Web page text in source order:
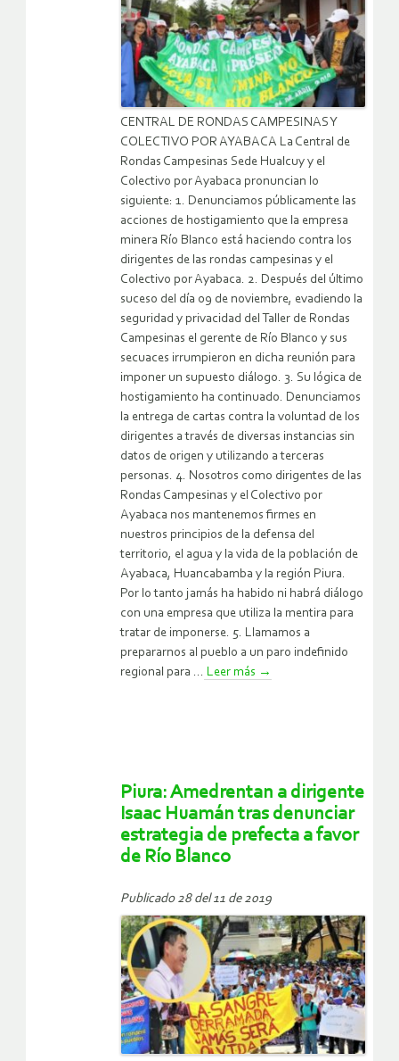
CENTRAL DE RONDAS CAMPESINAS Y
COLECTIVO POR AYABACA La Central de
Rondas Campesinas Sede Hualcuy y el
Colectivo por Ayabaca pronuncian lo
siguiente: 1. Denunciamos públicamente las
acciones de hostigamiento que la empresa
minera Río Blanco está haciendo contra los
dirigentes de las rondas campesinas y el
Colectivo por Ayabaca. 2. Después del último
suceso del día 09 de noviembre, evadiendo la
seguridad y privacidad del Taller de Rondas
Campesinas el gerente de Río Blanco y sus
secuaces irrumpieron en dicha reunión para
imponer un supuesto diálogo. 3. Su lógica de
hostigamiento ha continuado. Denunciamos
la entrega de cartas contra la voluntad de los
dirigentes a través de diversas instancias sin
datos de origen y utilizando a terceras
personas. 4. Nosotros como dirigentes de las
Rondas Campesinas y el Colectivo por
Ayabaca nos mantenemos firmes en
nuestros principios de la defensa del
territorio, el agua y la vida de la población de
Ayabaca, Huancabamba y la región Piura.
Por lo tanto jamás ha habido ni habrá diálogo
con una empresa que utiliza la mentira para
tratar de imponerse. 5. Llamamos a
prepararnos al pueblo a un paro indefinido
regional para ... Leer más →
Piura: Amedrentan a dirigente
Isaac Huamán tras denunciar
estrategia de prefecta a favor
de Río Blanco
Publicado 28 del 11 de 2019